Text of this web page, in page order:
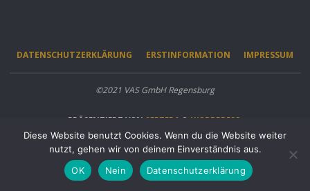
DATENSCHUTZERKLÄRUNG ERSTINFORMATION IMPRESSUM
©2021 VAS GmbH Regensburg
PRÄSENTIERT VON SEPTERA & WORDPRESS.
Diese Website benutzt Cookies. Wenn du die Website weiter
nutzt, gehen wir von deinem Einverständnis aus.
OK
Nein Datenschutzerklärung